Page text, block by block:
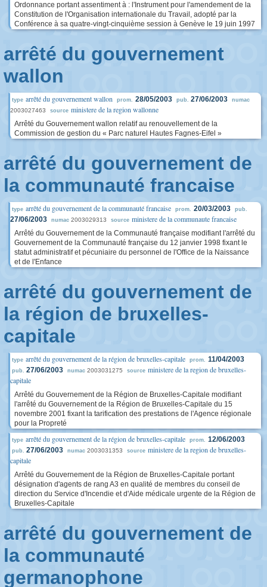
Ordonnance portant assentiment à : l'Instrument pour l'amendement de la
Constitution de l'Organisation internationale du Travail, adopté par la
Conférence à sa quatre-vingt-cinquième session à Genève le 19 juin 1997
arrêté du gouvernement
wallon
type arrêté du gouvernement wallon prom. 28/05/2003 pub. 27/06/2003 numac
2003027463 source ministere de la region wallonne
Arrêté du Gouvernement wallon relatif au renouvellement de la
Commission de gestion du « Parc naturel Hautes Fagnes-Eifel »
arrêté du gouvernement de
la communauté francaise
type arrêté du gouvernement de la communauté francaise prom. 20/03/2003 pub.
27/06/2003 numac 2003029313 source ministere de la communaute francaise
Arrêté du Gouvernement de la Communauté française modifiant l'arrêté du
Gouvernement de la Communauté française du 12 janvier 1998 fixant le
statut administratif et pécuniaire du personnel de l'Office de la Naissance
et de l'Enfance
arrêté du gouvernement de
la région de bruxelles-
capitale
type arrêté du gouvernement de la région de bruxelles-capitale prom. 11/04/2003
pub. 27/06/2003 numac 2003031275 source ministere de la region de bruxelles-
capitale
Arrêté du Gouvernement de la Région de Bruxelles-Capitale modifiant
l'arrêté du Gouvernement de la Région de Bruxelles-Capitale du 15
novembre 2001 fixant la tarification des prestations de l'Agence régionale
pour la Propreté
type arrêté du gouvernement de la région de bruxelles-capitale prom. 12/06/2003
pub. 27/06/2003 numac 2003031353 source ministere de la region de bruxelles-
capitale
Arrêté du Gouvernement de la Région de Bruxelles-Capitale portant
désignation d'agents de rang A3 en qualité de membres du conseil de
direction du Service d'Incendie et d'Aide médicale urgente de la Région de
Bruxelles-Capitale
arrêté du gouvernement de
la communauté
germanophone